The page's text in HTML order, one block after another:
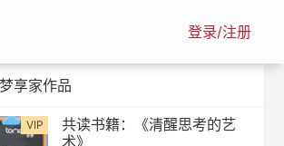
登录/注册
梦享家作品
VIP
共读书籍：《清醒思考的艺
术》